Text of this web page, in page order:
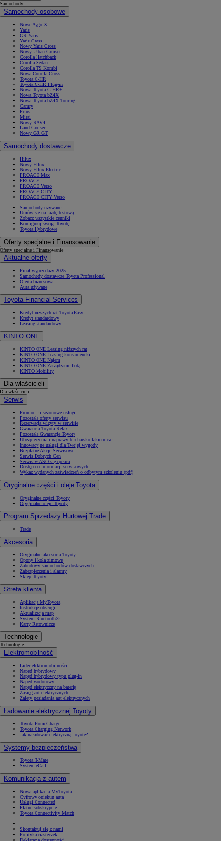
Samochody
Samochody osobowe
Nowe Aygo X
Yaris
GR Yaris
Yaris Cross
Nowy Yaris Cross
Nowy Urban Cruiser
Corolla Hatchback
Corolla Sedan
Corolla TS Kombi
Nowa Corolla Cross
Toyota C-HR
Toyota C-HR Plug-in
Nowa Toyota C-HR+
Nowa Toyota bZ4X
Nowa Toyota bZ4X Touring
Camry
Prius
Mirai
Nowy RAV4
Land Cruiser
Nowy GR GT
Samochody dostawcze
Hilux
Nowy Hilux
Nowy Hilux Electric
PROACE Max
PROACE
PROACE Verso
PROACE CITY
PROACE CITY Verso
Samochody używane
Umów się na jazdę testową
Zobacz wszystkie cenniki
Konfiguruj swoją Toyotę
Toyota Hybrydowe
Oferty specjalne i Finansowanie
Oferty specjalne i Finansowanie
Aktualne oferty
Finał wyprzedaży 2025
Samochody dostawcze Toyota Professional
Oferta biznesowa
Auta używane
Toyota Financial Services
Kredyt niższych rat Toyota Easy
Kredyt standardowy
Leasing standardowy
KINTO ONE
KINTO ONE Leasing niższych rat
KINTO ONE Leasing konsumencki
KINTO ONE Najem
KINTO ONE Zarządzanie flotą
KINTO Mobility
Dla właścicieli
Dla właścicieli
Serwis
Promocje i sezonowe usługi
Pozostałe oferty serwisu
Rezerwacja wizyty w serwisie
Gwarancja Toyota Relax
Pozostałe Gwarancje Toyoty
Ubezpieczenia i naprawy blacharsko-lakiernicze
Innowacyjne usługi dla Twojej wygody
Bezpłatne Akcje Serwisowe
Serwis Dobrych Cen
Serwis w ASO się opłaca
Dostęp do informacji serwisowych
Wykaz wydanych zaświadczeń o odbytym szkoleniu (pdf)
Oryginalne części i oleje Toyota
Oryginalne części Toyoty
Oryginalne oleje Toyoty
Program Sprzedaży Hurtowej Trade
Trade
Akcesoria
Oryginalne akcesoria Toyoty
Opony i koła zimowe
Zabudowy samochodów dostawczych
Zabezpieczenia i alarmy
Sklep Toyoty
Strefa klienta
Aplikacja MyToyota
Instrukcje obsługi
Aktualizacja map
System Bluetooth®
Karty Ratownicze
Technologie
Technologie
Elektromobilność
Lider elektromobilności
Napęd hybrydowy
Napęd hybrydowy typu plug-in
Napęd wodorowy
Napęd elektryczny na baterię
Zasięg aut elektrycznych
Zalety posiadania aut elektrycznych
Ładowanie elektrycznej Toyoty
Toyota HomeCharge
Toyota Charging Network
Jak naładować elektryczną Toyotę?
Systemy bezpieczeństwa
Toyota T-Mate
System eCall
Komunikacja z autem
Nowa aplikacja MyToyota
Cyfrowy opiekun auta
Usługi Connected
Płatne subskrypcje
Toyota Connectivity Match
Skontaktuj się z nami
Polityka ciasteczek
Deklaracja dostępności